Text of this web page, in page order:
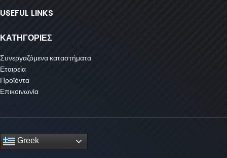
USEFUL LINKS
ΚΑΤΗΓΟΡΙΕΣ
Συνεργαζόμενα καταστήματα
Εταιρεία
Προϊόντα
Επικοινωνία
Greek